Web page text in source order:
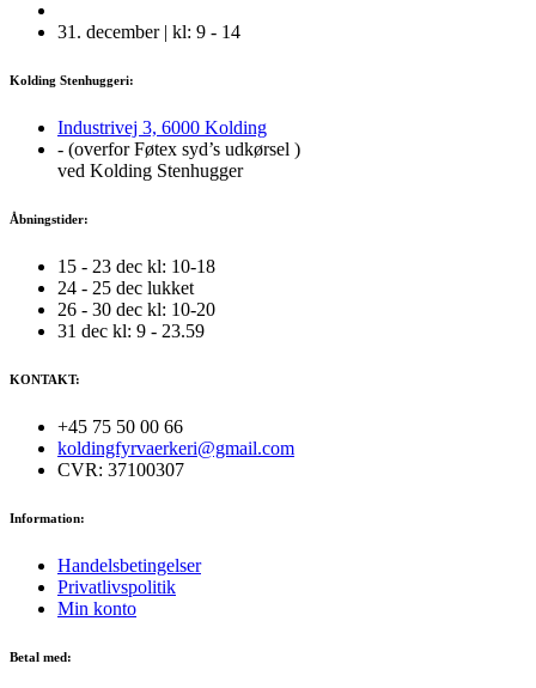
31. december | kl: 9 - 14
Kolding Stenhuggeri:
Industrivej 3, 6000 Kolding
- (overfor Føtex syd’s udkørsel )
ved Kolding Stenhugger
Åbningstider:
15 - 23 dec kl: 10-18
24 - 25 dec lukket
26 - 30 dec kl: 10-20
31 dec kl: 9 - 23.59
KONTAKT:
+45 75 50 00 66
koldingfyrvaerkeri@gmail.com
CVR: 37100307
Information:
Handelsbetingelser
Privatlivspolitik
Min konto
Betal med: